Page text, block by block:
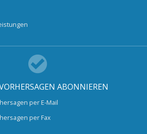
ABONNIEREN
per E-Mail
per Fax